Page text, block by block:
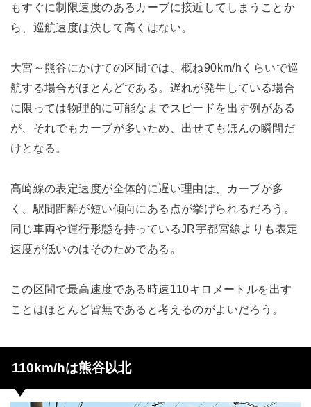
もすぐに制限速度のあるカーブに接近してしまうことか
ら、巡航速度は決して高くはない。
大宮～熊谷にかけての区間では、概ね90km/hくらいで巡
航する場合がほとんどである。遅れが発生している場合
に限っては物理的に可能なまでスピードを出す例がある
が、それでもカーブが多いため、出せてもほんの瞬間だ
けとなる。
高崎線の表定速度が全体的に遅い理由は、カーブが多
く、駅間距離が短い傾向にある点が挙げられるだろう。
同じ車両や運行形態を持っているJR宇都宮線よりも表定
速度が低いのはそのためである。
この区間で最高速度である時速110キロメートルを出す
ことはほとんど皆無であると考えるのがよいだろう。
110km/hは熊谷以北